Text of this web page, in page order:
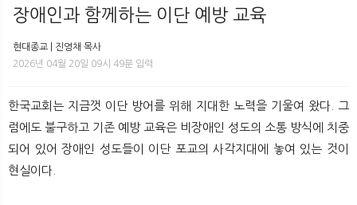
장애인과 함께하는 이단 예방 교육
현대종교 | 진영채 목사
2026년 04월 20일 09시 49분 입력
한국교회는 지금껏 이단 방어를 위해 지대한 노력을 기울여 왔다. 그
럼에도 불구하고 기존 예방 교육은 비장애인 성도의 소통 방식에 치중
되어 있어 장애인 성도들이 이단 포교의 사각지대에 놓여 있는 것이
현실이다.